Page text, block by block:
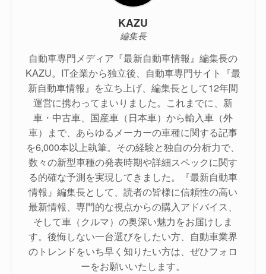
KAZU
編集長
自動車専門メディア『最新自動車情報』編集長の
KAZU。IT企業から独立後、自動車専門サイト『最
新自動車情報』を立ち上げ、編集長として12年間
運営に携わってまいりました。これまでに、新
車・中古車、国産車（日本車）から輸入車（外
車）まで、あらゆるメーカーの車種に関する記事
を6,000本以上執筆。その経験と独自の分析力で、
数々の新型車種の発表時期や詳細スペックに関す
る的確な予測を実現してきました。『最新自動車
情報』編集長として、読者の皆様に信頼性の高い
最新情報、専門的な視点からの購入アドバイス、
そして車（クルマ）の奥深い魅力をお届けしま
す。後悔しない一台選びをしたい方、自動車業界
のトレンドをいち早く知りたい方は、ぜひフォロ
ーをお願いいたします。